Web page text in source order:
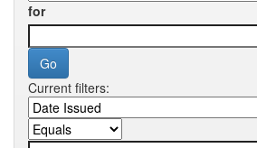
for
Current filters: